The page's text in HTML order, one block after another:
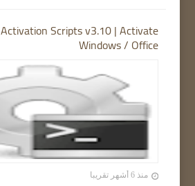
Scripts v3.10 | Activate
Windows / Office
منذ 6 أشهر تقريبا